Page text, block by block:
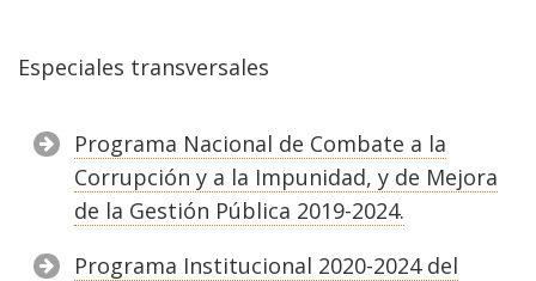
Especiales transversales
Programa Nacional de Combate a la
Corrupción y a la Impunidad, y de Mejora
de la Gestión Pública 2019-2024.
Programa Institucional 2020-2024 del